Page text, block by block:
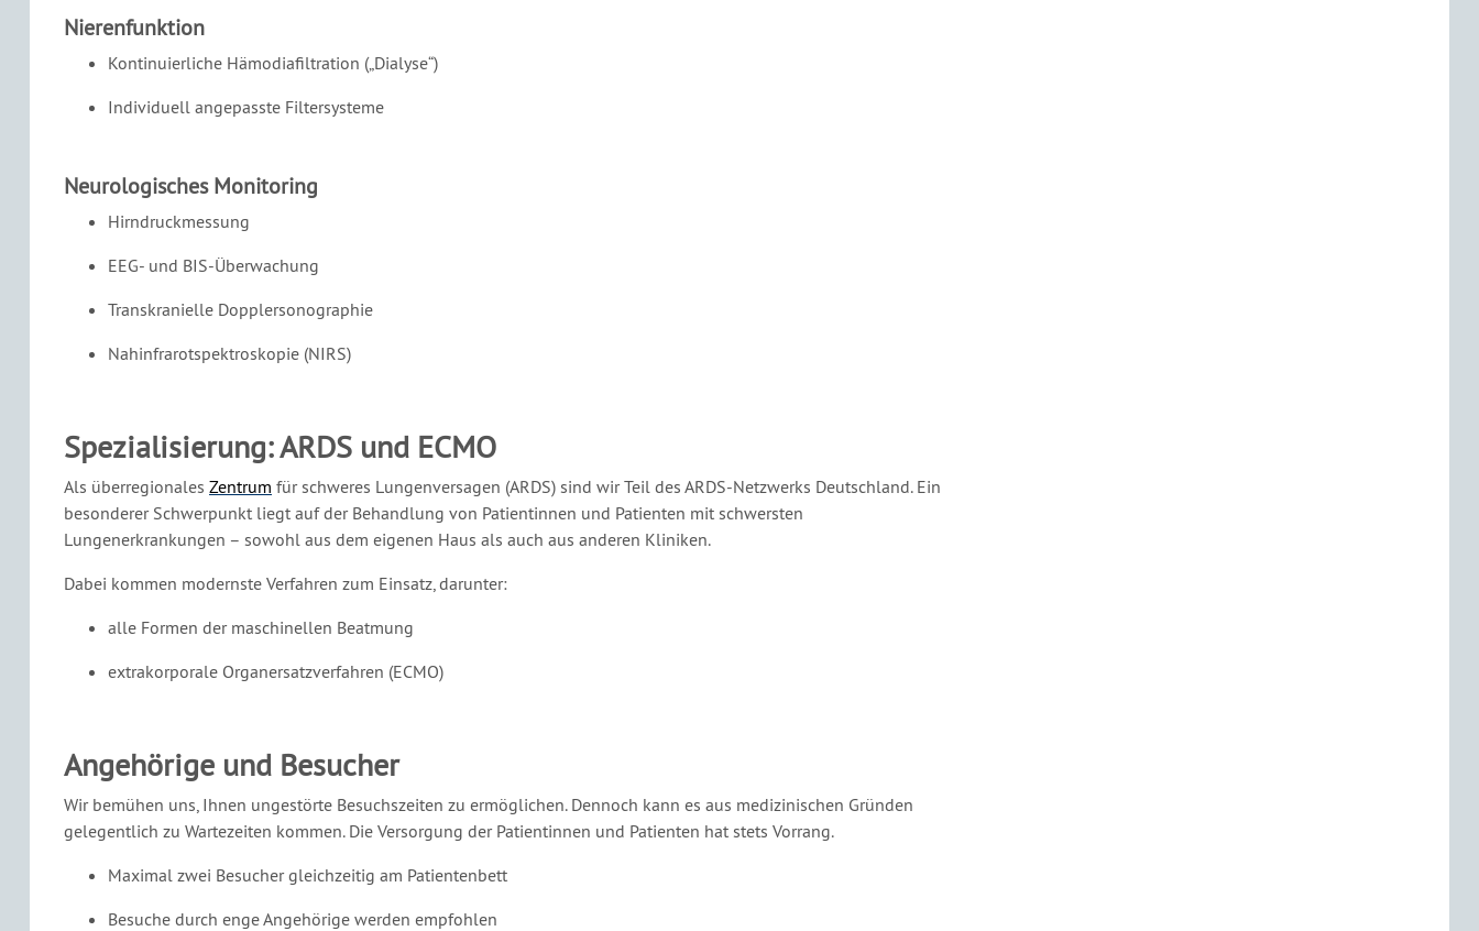
Nierenfunktion
Kontinuierliche Hämodiafiltration („Dialyse“)
Individuell angepasste Filtersysteme
Neurologisches Monitoring
Hirndruckmessung
EEG- und BIS-Überwachung
Transkranielle Dopplersonographie
Nahinfrarotspektroskopie (NIRS)
Spezialisierung: ARDS und ECMO
Als überregionales Zentrum für schweres Lungenversagen (ARDS) sind wir Teil des ARDS-Netzwerks Deutschland. Ein
besonderer Schwerpunkt liegt auf der Behandlung von Patientinnen und Patienten mit schwersten
Lungenerkrankungen – sowohl aus dem eigenen Haus als auch aus anderen Kliniken.
Dabei kommen modernste Verfahren zum Einsatz, darunter:
alle Formen der maschinellen Beatmung
extrakorporale Organersatzverfahren (ECMO)
Angehörige und Besucher
Wir bemühen uns, Ihnen ungestörte Besuchszeiten zu ermöglichen. Dennoch kann es aus medizinischen Gründen
gelegentlich zu Wartezeiten kommen. Die Versorgung der Patientinnen und Patienten hat stets Vorrang.
Maximal zwei Besucher gleichzeitig am Patientenbett
Besuche durch enge Angehörige werden empfohlen